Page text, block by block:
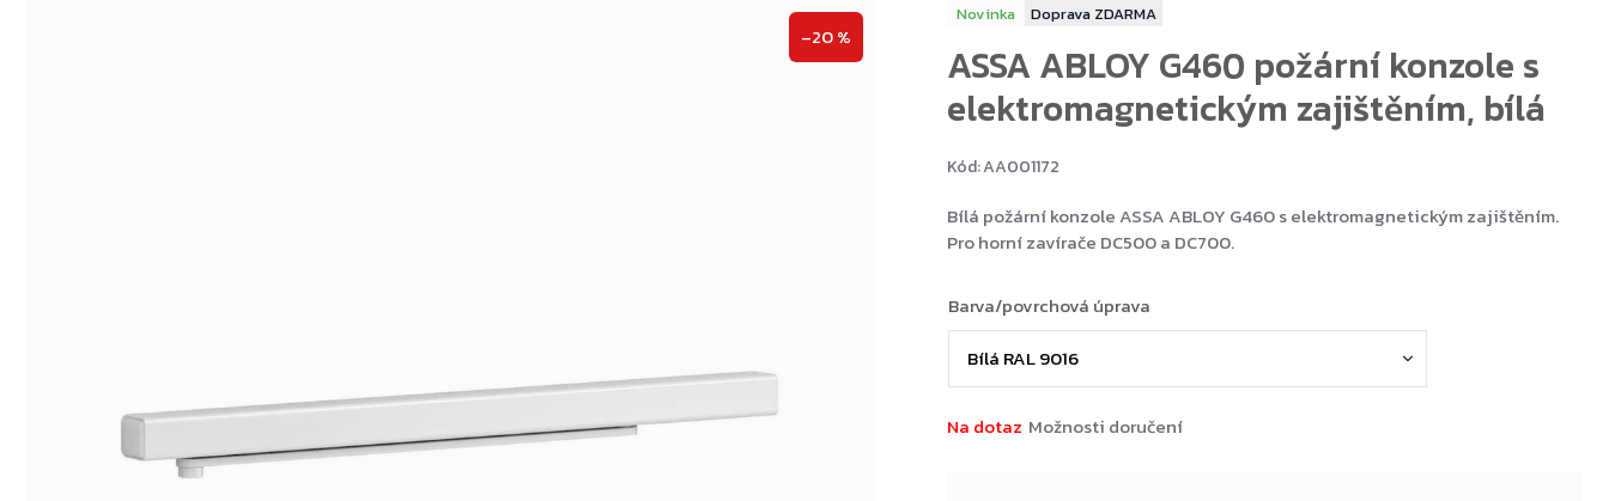
Novinka ZDARMA
ASSA ABLOY G460 požární konzole s
elektromagnetickým zajištěním, bílá
Kód:AA001172
–20 %
Na dotaz Možnosti doručení
Barva/povrchová úprava
Bílá požární konzole ASSA ABLOY G460 s elektromagnetickým zajištěním.
Pro horní zavírače DC500 a DC700.